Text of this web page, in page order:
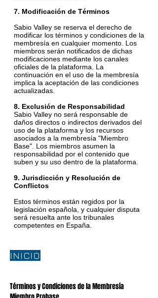
7. Modificación de Términos
Sabio Valley se reserva el derecho de
modificar los términos y condiciones de la
membresía en cualquier momento. Los
miembros serán notificados de dichas
modificaciones mediante los canales
oficiales de la plataforma. La
continuación en el uso de la membresía
implica la aceptación de las condiciones
actualizadas.
8. Exclusión de Responsabilidad
Sabio Valley no será responsable de
daños directos o indirectos derivados del
uso de la plataforma y los recursos
asociados a la membresía "Miembro
Base". Los miembros asumen la
responsabilidad por el contenido que
suben y su uso dentro de la plataforma.
9. Jurisdicción y Resolución de
Conflictos
Estos términos están regidos por la
legislación española, y cualquier disputa
será resuelta ante los tribunales
competentes en España.
INICIO
Términos y Condiciones de la Membresía